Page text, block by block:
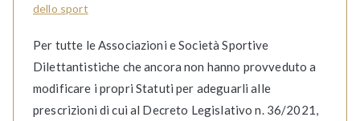
dello sport
Per tutte le Associazioni e Società Sportive
Dilettantistiche che ancora non hanno provveduto a
modificare i propri Statuti per adeguarli alle
prescrizioni di cui al Decreto Legislativo n. 36/2021,